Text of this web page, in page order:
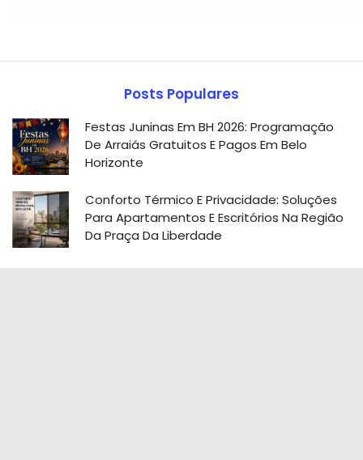
Posts Populares
Festas Juninas Em BH 2026: Programação
De Arraiás Gratuitos E Pagos Em Belo
Horizonte
Conforto Térmico E Privacidade: Soluções
Para Apartamentos E Escritórios Na Região
Da Praça Da Liberdade